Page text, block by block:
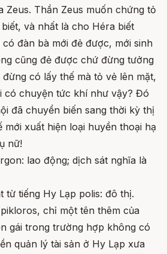
Zeus. Thần Zeus muốn chứng tỏ
và nhất là cho Héra biết
đàn bà mới đẻ được, mới sinh
cũng đẻ được chứ đừng tưởng
có lấy thế mà tỏ vẻ lên mặt,
có chuyện tức khí như vậy? Đó
đã chuyển biến sang thời kỳ thị
xuất hiện loại huyền thoại hạ
nữ!
lao động; dịch sát nghĩa là
từ tiếng Hy Lạp polis: đô thị.
chỉ một tên thêm của
gái trong trường hợp không có
quản lý tài sản ở Hy Lạp xưa